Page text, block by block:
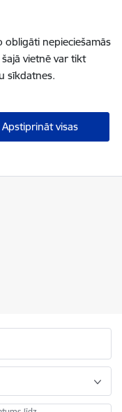
obligāti nepieciešamās
vietnē var tikt
sīkdatnes.
Apstiprināt visas